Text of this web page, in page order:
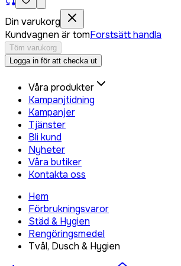
Din varukorg
Kundvagnen är tomForstsätt handla
Töm varukorg
Logga in för att checka ut
Våra produkter
Kampanjtidning
Kampanjer
Tjänster
Bli kund
Nyheter
Våra butiker
Kontakta oss
Hem
Förbrukningsvaror
Städ & Hygien
Rengöringsmedel
Tvål, Dusch & Hygien